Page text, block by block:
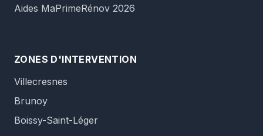
Aides MaPrimeRénov 2026
ZONES D'INTERVENTION
Villecresnes
Brunoy
Boissy-Saint-Léger